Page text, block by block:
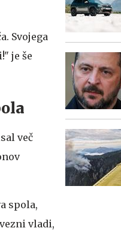
Svojega
je še
več
spola,
vladi,